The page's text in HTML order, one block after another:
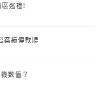
巡禮!
案續傳軟體
數值？